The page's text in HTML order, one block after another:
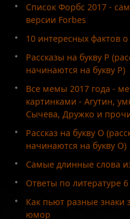
Список Форбс 2017 -
версии Forbes
10 интересных фактов
Рассказы на букву Р
начинаются на букву Р)
Все мемы 2017 года -
картинками - Агутин,
Сычева, Дружко и
Рассказ на букву О
начинаются на букву О)
Самые длинные слова
Ответы по литературе 6
Как пьют разные знаки
юмор